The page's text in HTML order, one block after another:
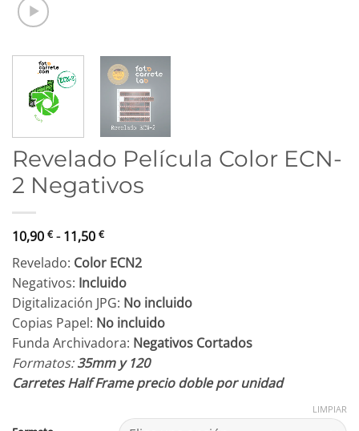
Revelado Película Color ECN-
2 Negativos
10,90 € - 11,50 €Rango
de
precios:
desde
10,90 €
hasta
11,50 €
Revelado: Color ECN2
Negativos: Incluido
Digitalización JPG: No incluido
Copias Papel: No incluido
Funda Archivadora: Negativos Cortados
Formatos:35mm y 120
Carretes Half Frame precio doble por unidad
LIMPIAR